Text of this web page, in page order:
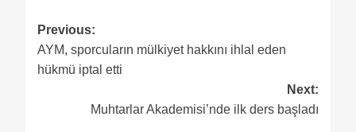
Previous:
AYM, sporcuların mülkiyet hakkını ihlal eden
hükmü iptal etti
Next:
Muhtarlar Akademisi’nde ilk ders başladı